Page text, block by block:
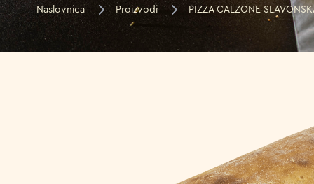
Naslovnica Proizvodi PIZZA CALZONE